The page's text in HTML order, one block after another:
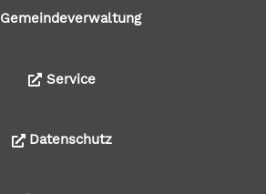
Gemeindeverwaltung
Service
Datenschutz